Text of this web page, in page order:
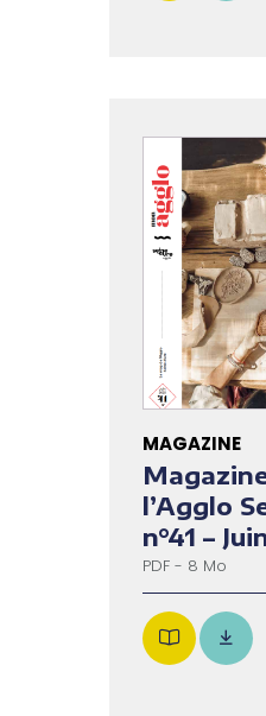
MAGAZINE
l’Agglo
n°41 –
PDF - 8 Mo